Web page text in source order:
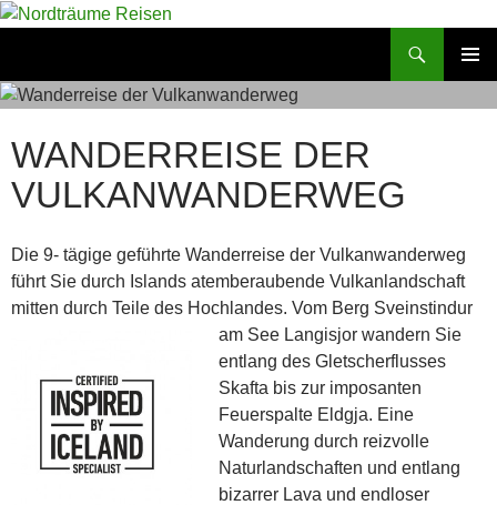
Zum
WANDERREISE DER
VULKANWANDERWEG
Die 9- tägige geführte Wanderreise der Vulkanwanderweg
führt Sie durch Islands atemberaubende Vulkanlandschaft
mitten durch Teile des Hochlandes. Vom Berg Sveinstindur
am See Langisjor wandern Sie
entlang des Gletscherflusses
Skafta bis zur imposanten
Feuerspalte Eldgja. Eine
Wanderung durch reizvolle
Naturlandschaften und entlang
bizarrer Lava und endloser